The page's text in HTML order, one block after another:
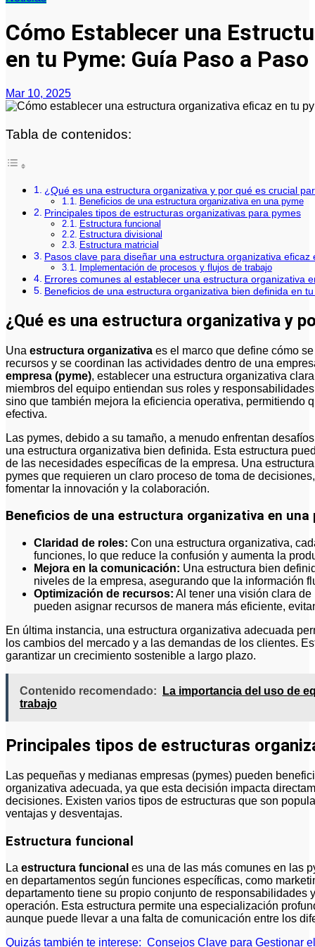
Cómo Establecer una
en tu Pyme: Guía Paso a Paso
Mar 10, 2025
Tabla de contenidos:
¿Qué es una estructura organizativa y por qué es crucial
Beneficios de una estructura organizativa en una pyme
Principales tipos de estructuras organizativas para pymes
Estructura funcional
Estructura divisional
Estructura matricial
Pasos clave para diseñar una estructura organizativa eficaz
Implementación de procesos y flujos de trabajo
Errores comunes al establecer una estructura organizativa
Beneficios de una estructura organizativa bien definida en
¿Qué es una estructura organizativa y
Una estructura organizativa es el marco que define cómo
recursos y se coordinan las actividades dentro de una
empresa (pyme), establecer una estructura organizativa
miembros del equipo entiendan sus roles y
sino que también mejora la eficiencia operativa, permitiendo
efectiva.
Las pymes, debido a su tamaño, a menudo enfrentan
una estructura organizativa bien definida. Esta estructura
de las necesidades específicas de la empresa. Una
pymes que requieren un claro proceso de toma de
fomentar la innovación y la colaboración.
Beneficios de una estructura organizativa en una
Claridad de roles: Con una estructura organizativa,
funciones, lo que reduce la confusión y aumenta la
Mejora en la comunicación: Una estructura bien
niveles de la empresa, asegurando que la información
Optimización de recursos: Al tener una visión clara
pueden asignar recursos de manera más eficiente,
En última instancia, una estructura organizativa adecuada
los cambios del mercado y a las demandas de los clientes.
garantizar un crecimiento sostenible a largo plazo.
Contenido recomendado:
La importancia del uso de
trabajo
Principales tipos de estructuras
Las pequeñas y medianas empresas (pymes) pueden
organizativa adecuada, ya que esta decisión impacta
decisiones. Existen varios tipos de estructuras que son
ventajas y desventajas.
Estructura funcional
La estructura funcional es una de las más comunes en las
en departamentos según funciones específicas, como
departamento tiene su propio conjunto de responsabilidades
operación. Esta estructura permite una especialización
aunque puede llevar a una falta de comunicación entre los
Quizás también te interese: Consejos Clave para Gestionar